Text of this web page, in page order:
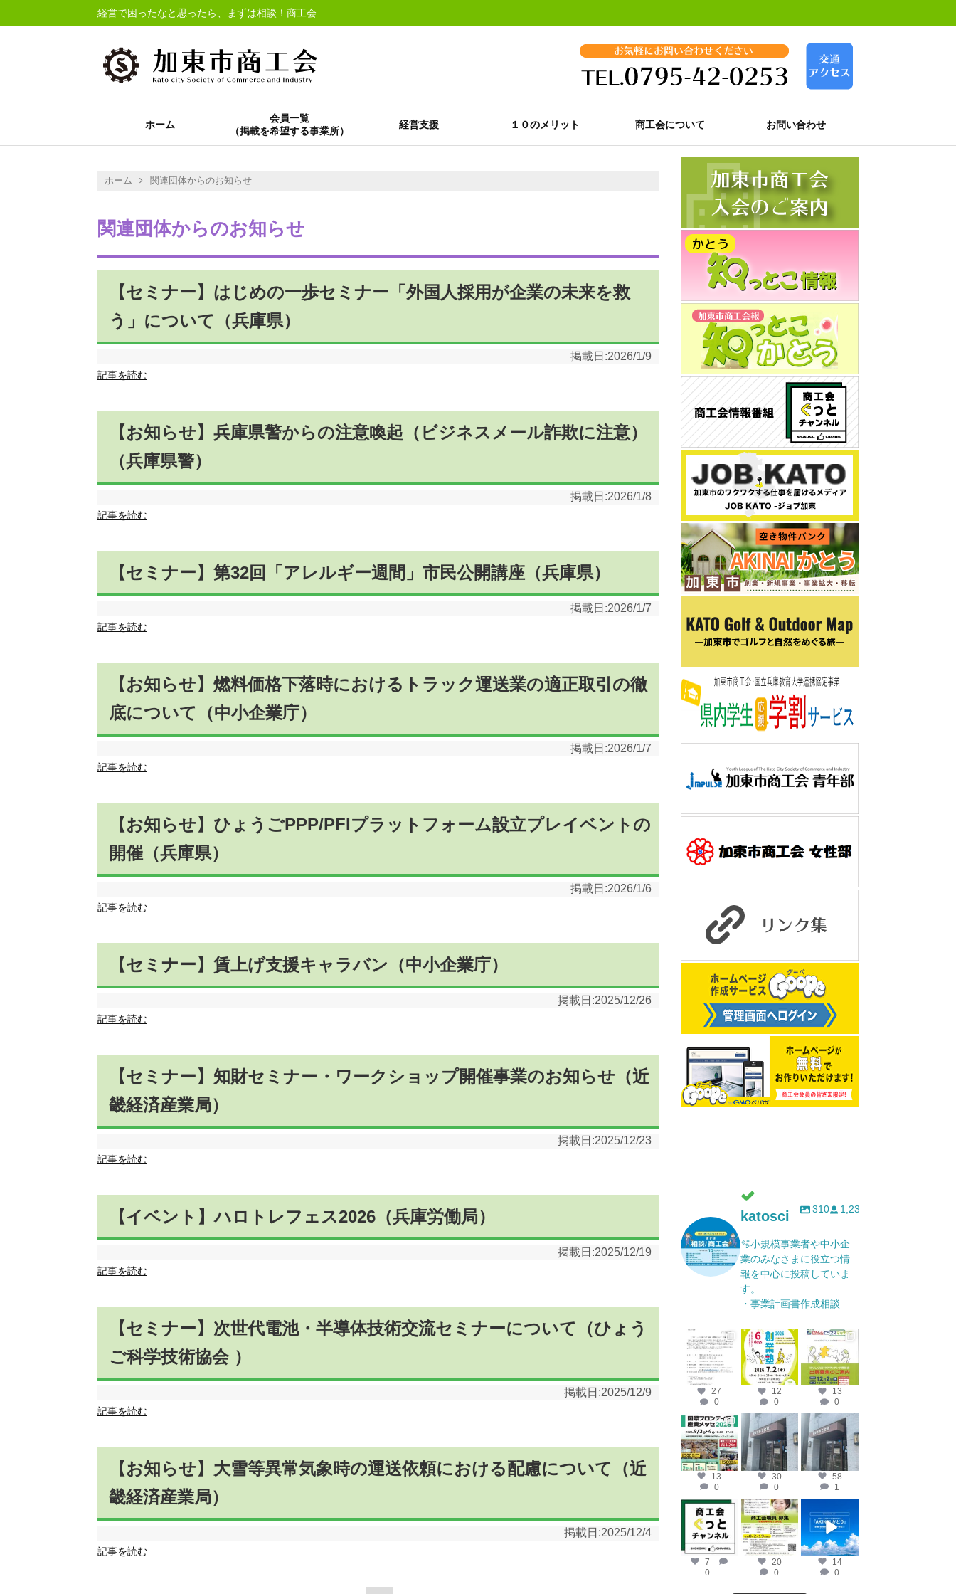
経営で困ったなと思ったら、まずは相談！商工会
ホーム
会員一覧
経営支援 １０のメリット 商工会について お問い合わせ
ホーム 関連団体からのお知らせ
関連団体からのお知らせ
【セミナー】はじめの一歩セミナー「外国人採用が企業の未来を救
う」について（兵庫県）
掲載日:2026/1/9
記事を読む
【お知らせ】兵庫県警からの注意喚起（ビジネスメール詐欺に注意）
（兵庫県警）
掲載日:2026/1/8
記事を読む
【セミナー】第32回「アレルギー週間」市民公開講座（兵庫県）
掲載日:2026/1/7
記事を読む
【お知らせ】燃料価格下落時におけるトラック運送業の適正取引の徹
底について（中小企業庁）
掲載日:2026/1/7
記事を読む
【お知らせ】ひょうごPPP/PFIプラットフォーム設立プレイベントの
開催（兵庫県）
掲載日:2026/1/6
記事を読む
【セミナー】賃上げ支援キャラバン（中小企業庁）
掲載日:2025/12/26
記事を読む
【セミナー】知財セミナー・ワークショップ開催事業のお知らせ（近
畿経済産業局）
掲載日:2025/12/23
記事を読む
【イベント】ハロトレフェス2026（兵庫労働局）
掲載日:2025/12/19
記事を読む
【セミナー】次世代電池・半導体技術交流セミナーについて（ひょう
ご科学技術協会 ）
掲載日:2025/12/9
記事を読む
【お知らせ】大雪等異常気象時の運送依頼における配慮について（近
畿経済産業局）
掲載日:2025/12/4
記事を読む
katosci 310 1,232
🫧小規模事業者や中小企
業のみなさまに役立つ情
報を中心に投稿していま
す。
・事業計画書作成相談
katosci
6月 17
27
0
katosci
6月 12
12
0
katosci
4月 14
13
0
katosci
4月 10
13
0
katosci
4月 9
30
0
katosci
4月 8
58
1
katosci
2月 19
7
0
katosci
2月 12
20
0
2月 2
14
0